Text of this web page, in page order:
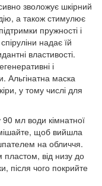
зволожує шкірний
а також стимулює
пружності і
надає їй
властивості.
і
Альгінатна маска
у тому числі для
мл води кімнатної
щоб вийшла
на обличчя.
пластом, від низу до
після чого покрийте